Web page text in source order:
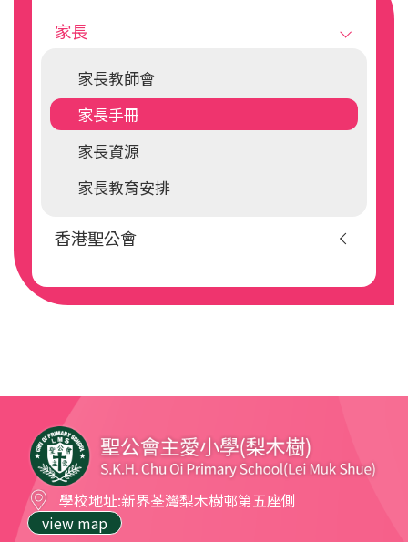
navigation
家長
家長教師會
家長手冊
家長資源
家長教育安排
香港聖公會
學校地址:新界荃灣梨木樹邨第五座側
view map